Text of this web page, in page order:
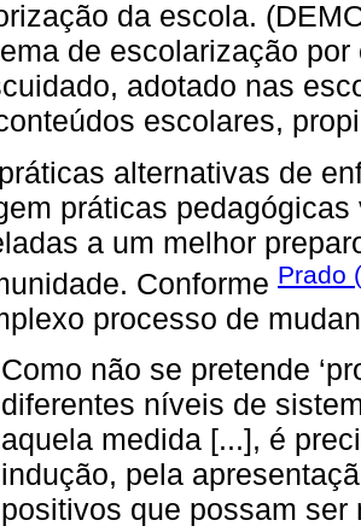
da escola.
de escolarização
adotado nas
escolares,
alternativas de
práticas
a um melhor
Conforme Prado
processo de
Como não se pretende
diferentes níveis de
aquela medida [...], é
indução, pela
positivos que possam